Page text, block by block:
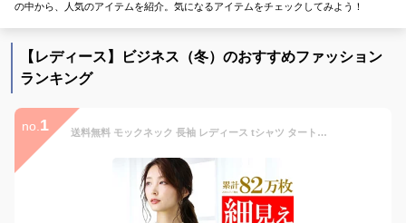
の中から、人気のアイテムを紹介。気になるアイテムをチェックしてみよう！
【レディース】ビジネス（冬）のおすすめファッション
ランキング
no. 1 送料無料 モックネック 長袖 レディース tシャツ タートルネック 無地 おしゃれ ハイネック ロンt ゴルフ レイヤード ボトルネック ドロップショルダー ファッション アクセONE 新作 服 春 夏 夏物 夏服